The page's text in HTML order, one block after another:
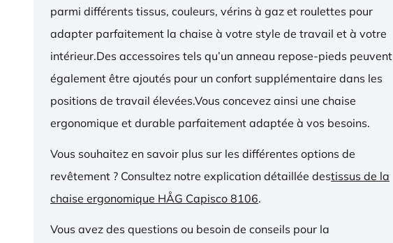
parmi différents tissus, couleurs, vérins à gaz et roulettes pour
adapter parfaitement la chaise à votre style de travail et à votre
intérieur.Des accessoires tels qu’un anneau repose-pieds peuvent
également être ajoutés pour un confort supplémentaire dans les
positions de travail élevées.Vous concevez ainsi une chaise
ergonomique et durable parfaitement adaptée à vos besoins.
Vous souhaitez en savoir plus sur les différentes options de
revêtement ? Consultez notre explication détaillée destissus de la
chaise ergonomique HÅG Capisco 8106.
Vous avez des questions ou besoin de conseils pour la